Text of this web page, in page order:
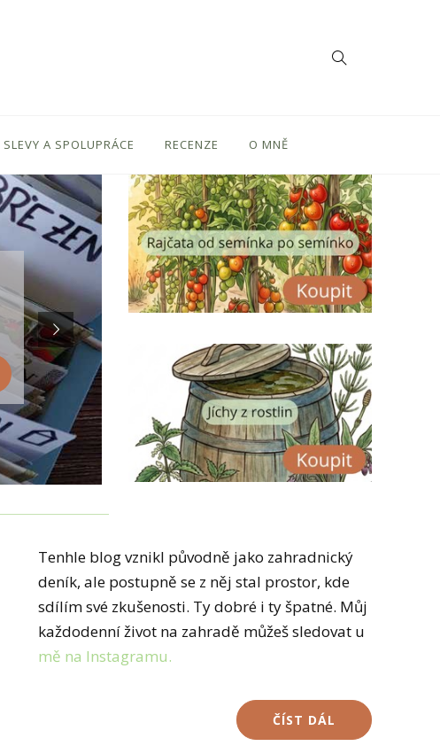
SLEVY A SPOLUPRÁCE RECENZE O MNĚ
Tenhle blog vznikl původně jako zahradnický
deník, ale postupně se z něj stal prostor, kde
sdílím své zkušenosti. Ty dobré i ty špatné. Můj
každodenní život na zahradě můžeš sledovat u
mě na Instagramu.
ČÍST DÁL